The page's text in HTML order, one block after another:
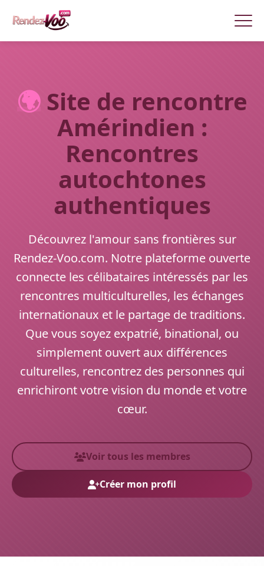
🌍Site de rencontre
Amérindien :
Rencontres
autochtones
authentiques
Découvrez l'amour sans frontières sur
Rendez-Voo.com. Notre plateforme ouverte
connecte les célibataires intéressés par les
rencontres multiculturelles, les échanges
internationaux et le partage de traditions.
Que vous soyez expatrié, binational, ou
simplement ouvert aux différences
culturelles, rencontrez des personnes qui
enrichiront votre vision du monde et votre
cœur.
Voir tous les membres
Créer mon profil